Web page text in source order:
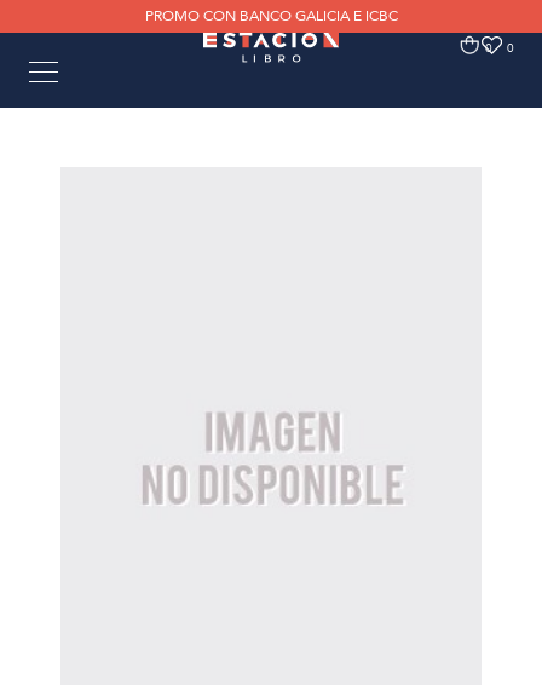
PROMO CON BANCO GALICIA E ICBC
0 0